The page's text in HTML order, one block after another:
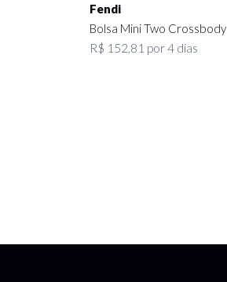
Fendi
Bolsa Mini Two Crossbody
R$ 152,81 por 4 dias